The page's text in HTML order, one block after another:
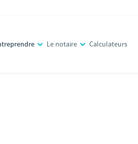
Le notaire Calculateurs